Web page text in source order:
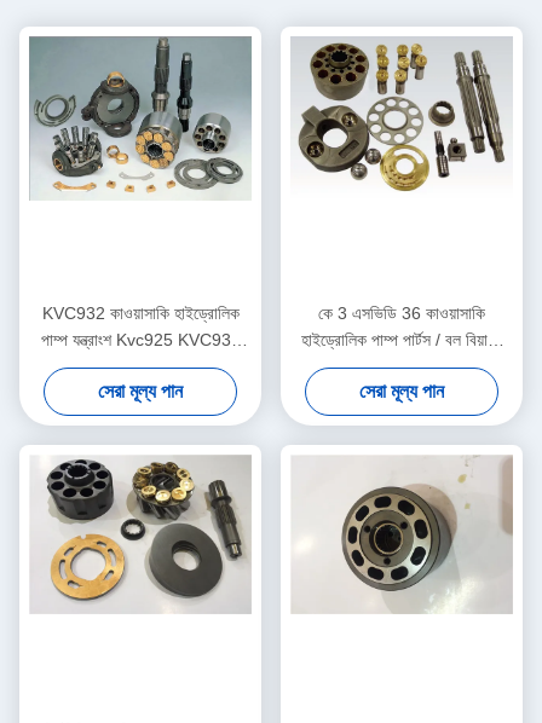
KVC932 কাওয়াসাকি হাইড্রোলিক
পাম্প যন্ত্রাংশ Kvc925 KVC930
উচ্চ কর্মক্ষমতা ISO
সেরা মূল্য পান
কে 3 এসভিডি 36 কাওয়াসাকি
হাইড্রোলিক পাম্প পার্টস / বল বিয়ারিং
স্প্রিং গাইড কে 3 ভি সিরিজ
সেরা মূল্য পান